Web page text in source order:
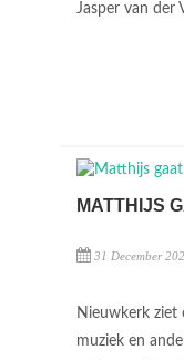
Jasper van der
MATTHIJS
31 December
Nieuwkerk ziet
muziek en